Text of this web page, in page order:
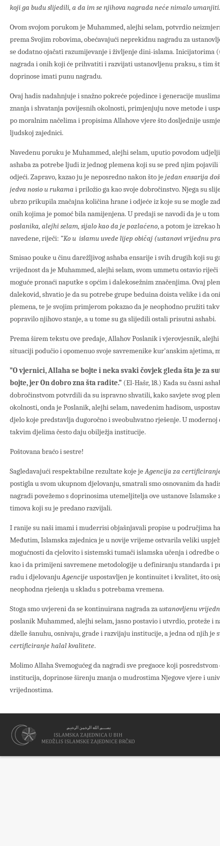
koji ga budu slijedili, a da im se njihova nagrada neće nimalo
Ovom svojom porukom je Muhammed, alejhi selam, potvrdio
prema Svojim robovima, obećavajući neprekidnu nagradu za
se dodatno ojačati razumijevanje i življenje dini-islama.
nagrada i onih koji će prihvatiti i razvijati ustanovljenu praksu, s tim
doprinose imati punu nagradu.
Ovaj hadis nadahnjuje i snažno pokreće pojedince i generacije
znanja i shvatanja povijesnih okolnosti, primjenjuju nove metode i
po moralnim načelima i propisima Allahove vjere što dosljednije
ljudskoj zajednici.
Navedenu poruku je Muhammed, alejhi selam, uputio povodom
ashaba za potrebe ljudi iz jednog plemena koji su se pred njim
odjeći. Zapravo, kazao ju je neposredno nakon što jejedan ensarija
jedva nosio u rukama i priložio ga kao svoje dobročinstvo. Njega su
ubrzo prikupila značajna količina hrane i odjeće iz koje su se mogle
onih kojima je pomoć bila namijenjena. U predaji se navodi da je u
poslanika, alejhi selam, sijalo kao da je pozlaćeno, a potom je izrekao
navedene, riječi: ”Ko u islamu uvede lijep običaj (ustanovi vrijednu
Smisao pouke u činu darežljivog ashaba ensarije i svih drugih koji su
vrijednost da je Muhammed, alejhi selam, svom ummetu ostavio
moguće pronaći naputke s općim i dalekosežnim značenjima. Ovaj
dalekovid, shvatio je da su potrebe grupe beduina doista velike i da
plemena, te je svojim primjerom pokazao da je neophodno pružiti
popravilo njihovo stanje, a u tome su ga slijedili ostali prisutni ashabi.
Prema širem tekstu ove predaje, Allahov Poslanik i vjerovjesnik,
situaciji podučio i opomenuo svoje savremenike kur'anskim ajetima,
”O vjernici, Allaha se bojte i neka svaki čovjek gleda šta je za
bojte, jer On dobro zna šta radite.” (El-Hašr, 18.) Kada su časni
dobročinstvom potvrdili da su ispravno shvatili, kako savjete svog
okolnosti, onda je Poslanik, alejhi selam, navedenim hadisom,
djelo koje predstavlja dugoročno i sveobuhvatno rješenje. U
takvim djelima često daju obilježja institucije.
Poštovana braćo i sestre!
Sagledavajući respektabilne rezultate koje jeAgencija za
postigla u svom ukupnom djelovanju, smatrali smo osnovanim da
nagradi povežemo s doprinosima utemeljitelja ove ustanove Islamske
timova koji su je predano razvijali.
I ranije su naši imami i muderrisi objašnjavali propise u područjima
Međutim, Islamska zajednica je u novije vrijeme ostvarila veliki
mogućnosti da cjelovito i sistemski tumači islamska učenja i odredbe
kao i da primijeni savremene metodologije u definiranju standarda i
radu i djelovanjuAgencijeuspostavljen je kontinuitet i kvalitet, što
neophodna rješenja u skladu s potrebama vremena.
Stoga smo uvjereni da se kontinuirana nagrada zaustanovljenu
poslanik Muhammed, alejhi selam, jasno postavio i utvrdio, proteže i
dželle šanuhu, osnivaju, grade i razvijaju institucije, a jedna od njih je
certificiranje halal kvalitete.
Molimo Allaha Svemogućeg da nagradi sve pregaoce koji
institucija, doprinose širenju znanja o mudrostima Njegove vjere i
vrijednostima.